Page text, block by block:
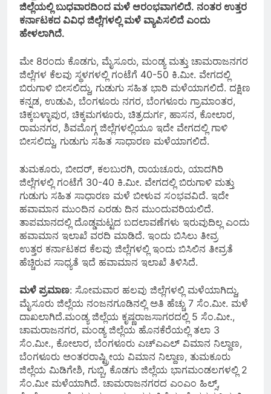
ಜಿಲ್ಲೆಯಲ್ಲಿ ಬುಧವಾರದಿಂದ ಮಳೆ ಆರಂಭವಾಗಲಿದೆ. ನಂತರ ಉತ್ತರ
ಕರ್ನಾಟಕದ ವಿವಿಧ ಜಿಲ್ಲೆಗಳಲ್ಲಿ ಮಳೆ ವ್ಯಾಪಿಸಲಿದೆ‌ ಎಂದು
ಹೇಳಲಾಗಿದೆ.
ಮೇ 8ರಂದು ಕೊಡಗು, ಮೈಸೂರು, ಮಂಡ್ಯ ಮತ್ತು ಚಾಮರಾಜನಗರ
ಜಿಲ್ಲೆಗಳ ಕೆಲವು ಸ್ಥಳಗಳಲ್ಲಿ ಗಂಟೆಗೆ 40-50 ಕಿ.ಮೀ. ವೇಗದಲ್ಲಿ
ಬಿರುಗಾಳಿ ಬೀಸಲಿದ್ದು, ಗುಡುಗು ಸಹಿತ ಭಾರಿ ಮಳೆಯಾಗಲಿದೆ. ದಕ್ಷಿಣ
ಕನ್ನಡ, ಉಡುಪಿ, ಬೆಂಗಳೂರು ನಗರ, ಬೆಂಗಳೂರು ಗ್ರಾಮಾಂತರ,
ಚಿಕ್ಕಬಳ್ಳಾಪುರ, ಚಿಕ್ಕಮಗಳೂರು, ಚಿತ್ರದುರ್ಗ, ಹಾಸನ, ಕೋಲಾರ,
ರಾಮನಗರ, ಶಿವಮೊಗ್ಗ ಜಿಲ್ಲೆಗಳಲ್ಲಿಯೂ ಇದೇ ವೇಗದಲ್ಲಿ ಗಾಳಿ
ಬೀಸಲಿದ್ದು, ಗುಡುಗು ಸಹಿತ ಸಾಧಾರಣ ಮಳೆಯಾಗಲಿದೆ.
ತುಮಕೂರು, ಬೀದರ್‌, ಕಲಬುರಗಿ, ರಾಯಚೂರು, ಯಾದಗಿರಿ
ಜಿಲ್ಲೆಗಳಲ್ಲಿ ಗಂಟೆಗೆ 30-40 ಕಿ.ಮೀ. ವೇಗದಲ್ಲಿ ಬಿರುಗಾಳಿ ಮತ್ತು
ಗುಡುಗು ಸಹಿತ ಸಾಧಾರಣ ಮಳೆ ಬೀಳುವ ಸಂಭವವಿದೆ. ಇದೇ
ಹವಾಮಾನ ಮುಂದಿನ ಎರಡು ದಿನ ಮುಂದುವರಿಯಲಿದೆ.
ತಾಪಮಾನದಲ್ಲಿ ದೊಡ್ಡಮಟ್ಟದ ಬದಲಾವಣೆಗಳು ಇರುವುದಿಲ್ಲ ಎಂದು
ಹವಾಮಾನ ಇಲಾಖೆ ವರದಿ ಮಾಡಿದೆ. ಇಂದು ಬಿಸಿಲು ತೀವ್ರ
ಉತ್ತರ ಕರ್ನಾಟಕದ ಕೆಲವು ಜಿಲ್ಲೆಗಳಲ್ಲಿ ಇಂದು ಬಿಸಿಲಿನ ತೀವ್ರತೆ
ಹೆಚ್ಚಿರುವ ಸಾಧ್ಯತೆ ಇದೆ ಹವಾಮಾನ ಇಲಾಖೆ ತಿಳಿಸಿದೆ.
ಮಳೆ ಪ್ರಮಾಣ: ಸೋಮವಾರ ಹಲವು ಜಿಲ್ಲೆಗಳಲ್ಲಿ ಮಳೆಯಾಗಿದ್ದು,
ಮೈಸೂರು ಜಿಲ್ಲೆಯ ನಂಜನಗೂಡಿನಲ್ಲಿ ಅತಿ ಹೆಚ್ಚು 7 ಸೆಂ.ಮೀ. ಮಳೆ
ದಾಖಲಾಗಿದೆ.ಮಂಡ್ಯ ಜಿಲ್ಲೆಯ ಕೃಷ್ಣರಾಜಸಾಗರದಲ್ಲಿ 5 ಸೆಂ.ಮೀ.,
ಚಾಮರಾಜನಗರ, ಮಂಡ್ಯ ಜಿಲ್ಲೆಯ ಹೊನಕೆರೆಯಲ್ಲಿ ತಲಾ 3
ಸೆಂ.ಮೀ., ಕೋಲಾರ, ಬೆಂಗಳೂರು ಎಚ್‌ಎಎಲ್‌ ವಿಮಾನ ನಿಲ್ದಾಣ,
ಬೆಂಗಳೂರು ಅಂತರರಾಷ್ಟ್ರೀಯ ವಿಮಾನ ನಿಲ್ದಾಣ, ತುಮಕೂರು
ಜಿಲ್ಲೆಯ ಮಿಡಿಗೇಶಿ, ಗುಬ್ಬಿ, ಕೊಡಗು ಜಿಲ್ಲೆಯ ಭಾಗಮಂಡಲಗಳಲ್ಲಿ 2
ಸೆಂ.ಮೀ ಮಳೆಯಾಗಿದೆ. ಚಾಮರಾಜನಗರದ ಎಂಎಂ ಹಿಲ್ಸ್‌,